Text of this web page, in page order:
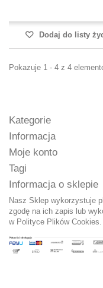
Dodaj do listy
Pokazuje 1 - 4 z 4
Kategorie
Informacja
Moje konto
Tagi
Informacja o sklepie
Nasz Sklep wykorzystuje
zgodę na ich zapis lub
w Polityce Plików Cookies.